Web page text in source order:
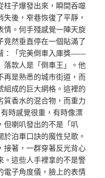
柱子爆發出來，瞬間吞噬
後，窄巷恢復了平靜，
情。何手殘感覺一陣天旋
然垂直停在一個貼滿了
：「完美倒車入庫獎——
落款人是「倒車王」。他
再是熟悉的城市街道，而
組成的巨大網格。這裡的
質香水的混合物，而重力
時感覺很重，有時像漂
但喇叭發出的不是「叭
泊車口訣的魔性兒歌。
接著，一群穿著反光背心
。這些人手裡拿的不是警
電子角度儀，臉上的表情